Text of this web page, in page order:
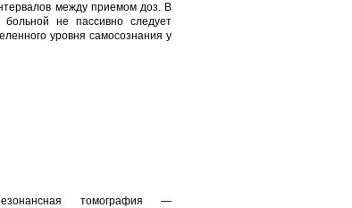
между приемом доз. В
не пассивно следует
уровня самосознания у
резонансная томография —